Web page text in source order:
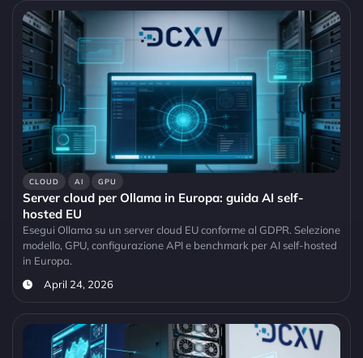
CLOUD AI GPU
Server cloud per Ollama in Europa: guida AI self-
hosted EU
Esegui Ollama su un server cloud EU conforme al GDPR. Selezione
modello, GPU, configurazione API e benchmark per AI self-hosted
in Europa.
April 24, 2026